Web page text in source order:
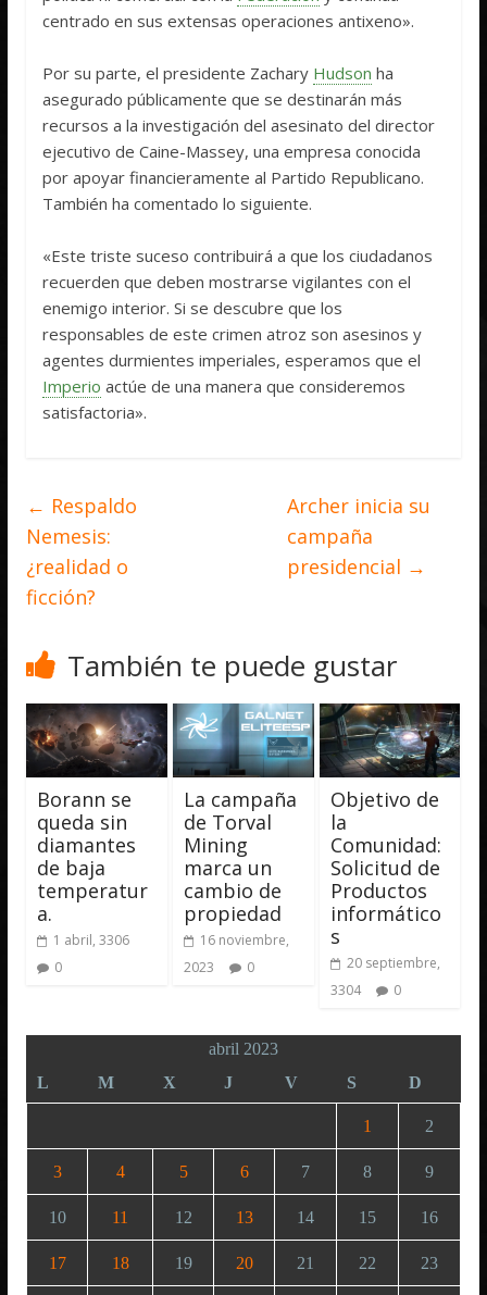
centrado en sus extensas operaciones antixeno».
Por su parte, el presidente Zachary Hudson ha
asegurado públicamente que se destinarán más
recursos a la investigación del asesinato del director
ejecutivo de Caine-Massey, una empresa conocida
por apoyar financieramente al Partido Republicano.
También ha comentado lo siguiente.
«Este triste suceso contribuirá a que los ciudadanos
recuerden que deben mostrarse vigilantes con el
enemigo interior. Si se descubre que los
responsables de este crimen atroz son asesinos y
agentes durmientes imperiales, esperamos que el
Imperio actúe de una manera que consideremos
satisfactoria».
← Respaldo
Nemesis:
¿realidad o
ficción?
Archer inicia su
campaña
presidencial →
También te puede gustar
Borann se
queda sin
diamantes
de baja
temperatur
a.
1 abril, 3306
0
La campaña
de Torval
Mining
marca un
cambio de
propiedad
16 noviembre,
2023
0
Objetivo de
la
Comunidad:
Solicitud de
Productos
informático
s
20 septiembre,
3304
0
abril 2023
L
M X J V S D
1 2
3 4 5 6 7 8 9
10 11 12 13 14 15 16
17 18 19 20 21 22 23